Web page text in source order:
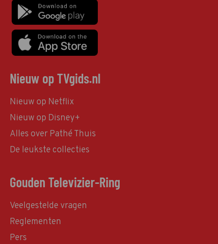
Nieuw op TVgids.nl
Nieuw op Netflix
Nieuw op Disney+
Alles over Pathé Thuis
De leukste collecties
Gouden Televizier-Ring
Veelgestelde vragen
Reglementen
Pers